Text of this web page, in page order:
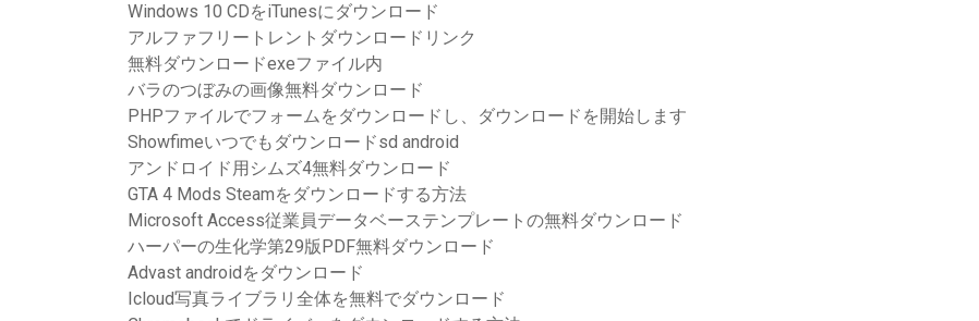
Windows 10 CDをiTunesにダウンロード
アルファフリートレントダウンロードリンク
無料ダウンロードexeファイル内
バラのつぼみの画像無料ダウンロード
PHPファイルでフォームをダウンロードし、ダウンロードを開始します
Showfimeいつでもダウンロードsd android
アンドロイド用シムズ4無料ダウンロード
GTA 4 Mods Steamをダウンロードする方法
Microsoft Access従業員データベーステンプレートの無料ダウンロード
ハーパーの生化学第29版PDF無料ダウンロード
Advast androidをダウンロード
Icloud写真ライブラリ全体を無料でダウンロード